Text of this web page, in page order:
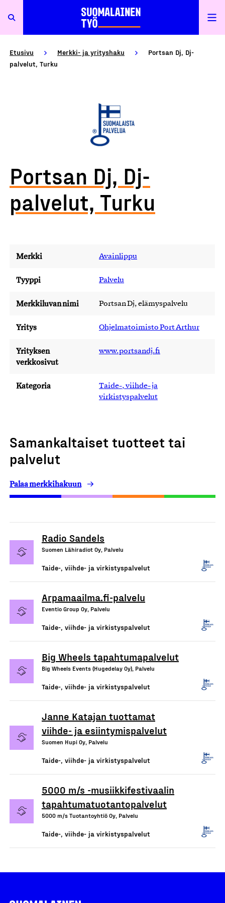
Etusivu Merkki- ja yrityshaku
Portsan Dj, Dj-
palvelut, Turku
Portsan Dj, Dj-
palvelut, Turku
Merkki Avainlippu
Tyyppi Palvelu
Merkkiluvan nimi Portsan Dj, elämyspalvelu
Yritys Ohjelmatoimisto Port Arthur
Yrityksen
verkkosivut
www.portsandj.fi
Kategoria
Taide-, viihde- ja
virkistyspalvelut
Samankaltaiset tuotteet tai
palvelut
Palaa merkkihakuun
Radio Sandels
Suomen Lähiradiot Oy, Palvelu
Taide-, viihde- ja virkistyspalvelut
Arpamaailma.fi-palvelu
Eventio Group Oy, Palvelu
Taide-, viihde- ja virkistyspalvelut
Big Wheels tapahtumapalvelut
Big Wheels Events (Hugedelay Oy), Palvelu
Taide-, viihde- ja virkistyspalvelut
Janne Katajan tuottamat
viihde- ja esiintymispalvelut
Suomen Hupi Oy, Palvelu
Taide-, viihde- ja virkistyspalvelut
5000 m/s -musiikkifestivaalin
tapahtumatuotantopalvelut
5000 m/s Tuotantoyhtiö Oy, Palvelu
Taide-, viihde- ja virkistyspalvelut